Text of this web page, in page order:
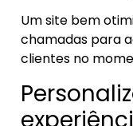
Um site bem
chamadas para
clientes no